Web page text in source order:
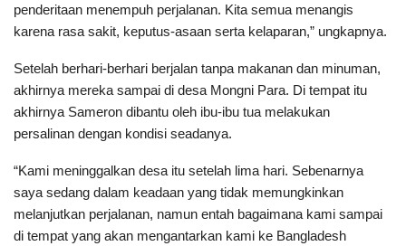
penderitaan menempuh perjalanan. Kita semua menangis
karena rasa sakit, keputus-asaan serta kelaparan,” ungkapnya.
Setelah berhari-berhari berjalan tanpa makanan dan minuman,
akhirnya mereka sampai di desa Mongni Para. Di tempat itu
akhirnya Sameron dibantu oleh ibu-ibu tua melakukan
persalinan dengan kondisi seadanya.
“Kami meninggalkan desa itu setelah lima hari. Sebenarnya
saya sedang dalam keadaan yang tidak memungkinkan
melanjutkan perjalanan, namun entah bagaimana kami sampai
di tempat yang akan mengantarkan kami ke Bangladesh